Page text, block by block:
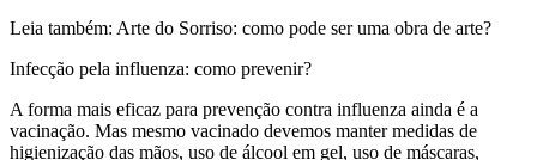
Leia também: Arte do Sorriso: como pode ser uma obra de arte?
Infecção pela influenza: como prevenir?
A forma mais eficaz para prevenção contra influenza ainda é a
vacinação. Mas mesmo vacinado devemos manter medidas de
higienização das mãos, uso de álcool em gel, uso de máscaras,